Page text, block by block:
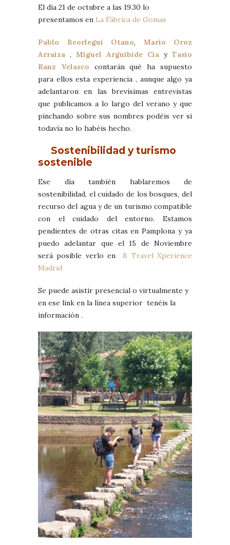
El día 21 de octubre a las 19.30 lo
presentamos en La Fábrica de Gomas
Pablo Beorlegui Otano, Mario Oroz
Arraiza , Miguel Arguibide Cia y Tasio
Ranz Velasco contarán qué ha supuesto
para ellos esta experiencia , aunque algo ya
adelantaron en las brevísimas entrevistas
que publicamos a lo largo del verano y que
pinchando sobre sus nombres podéis ver si
todavía no lo habéis hecho.
Sostenibilidad y turismo
sostenible
Ese día también hablaremos de
sostenibilidad, el cuidado de los bosques, del
recurso del agua y de un turismo compatible
con el cuidado del entorno. Estamos
pendientes de otras citas en Pamplona y ya
puedo adelantar que el 15 de Noviembre
será posible verlo en B Travel Xperience
Madrid
Se puede asistir presencial o virtualmente y
en ese link en la línea superior tenéis la
información .